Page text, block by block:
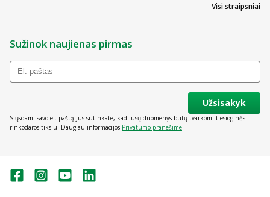
Visi straipsniai
Sužinok naujienas pirmas
Užsisakyk
Siųsdami savo el. paštą Jūs sutinkate, kad jūsų duomenys būtų tvarkomi tiesioginės
rinkodaros tikslu. Daugiau informacijos Privatumo pranešime.